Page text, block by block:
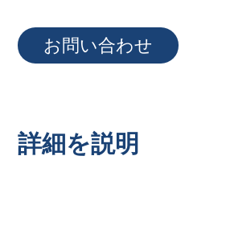
お問い合わせ
詳細を説明